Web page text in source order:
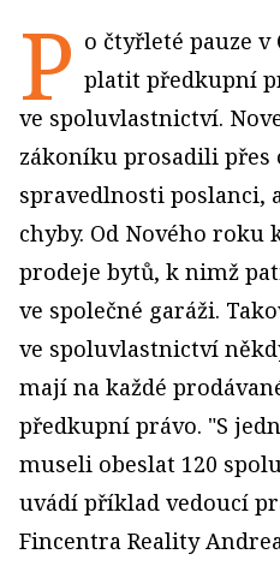
P o čtyřleté pauze v
platit předkupní
ve spoluvlastnictví.
zákoníku prosadili
spravedlnosti poslanci,
chyby. Od Nového
prodeje bytů, k nimž
ve společné garáži.
ve spoluvlastnictví
mají na každé
předkupní právo. "S
museli obeslat 120
uvádí příklad vedoucí
Fincentra Reality